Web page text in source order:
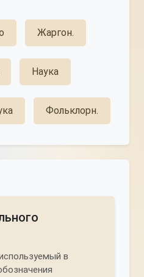
Жаргон.
Наука
Фольклорн.
в